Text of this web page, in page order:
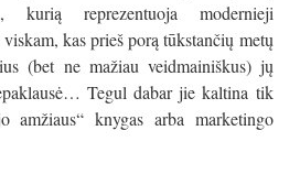
kurią reprezentuoja modernieji
kas prieš porą tūkstančių metų
(bet ne mažiau veidmainiškus) jų
Tegul dabar jie kaltina tik
amžiaus“ knygas arba marketingo